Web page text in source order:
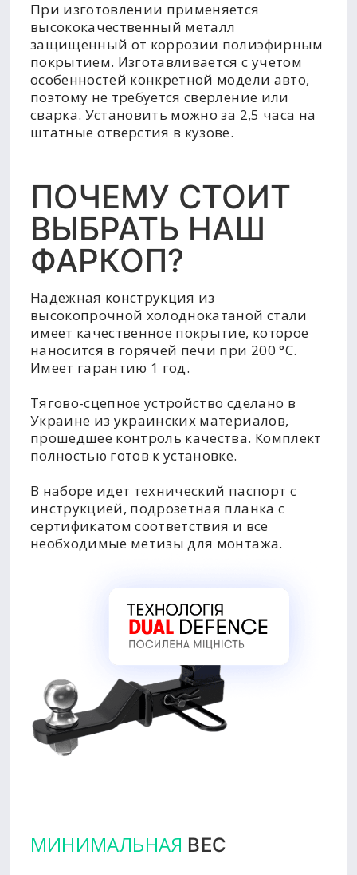
При изготовлении применяется
высококачественный металл
защищенный от коррозии полиэфирным
покрытием. Изготавливается с учетом
особенностей конкретной модели авто,
поэтому не требуется сверление или
сварка. Установить можно за 2,5 часа на
штатные отверстия в кузове.
ПОЧЕМУ СТОИТ
ВЫБРАТЬ НАШ
ФАРКОП?
Надежная конструкция из
высокопрочной холоднокатаной стали
имеет качественное покрытие, которое
наносится в горячей печи при 200 °C.
Имеет гарантию 1 год.
Тягово-сцепное устройство сделано в
Украине из украинских материалов,
прошедшее контроль качества. Комплект
полностью готов к установке.
В наборе идет технический паспорт с
инструкцией, подрозетная планка с
сертификатом соответствия и все
необходимые метизы для монтажа.
МИНИМАЛЬНАЯ ВЕС